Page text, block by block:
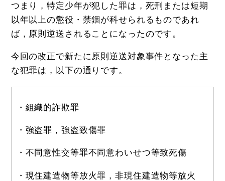
つまり，特定少年が犯した罪は，死刑または短期
以年以上の懲役・禁錮が科せられるものであれ
ば，原則逆送されることになったのです。
今回の改正で新たに原則逆送対象事件となった主
な犯罪は，以下の通りです。
・組織的詐欺罪
・強盗罪，強盗致傷罪
・不同意性交等罪不同意わいせつ等致死傷
・現住建造物等放火罪，非現住建造物等放火